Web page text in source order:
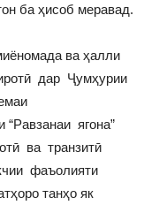
ба ҳисоб меравад.
ва ҳалли
дар Ҷумҳурии
ягона”
ва транзитӣ
фаъолияти
танҳо як